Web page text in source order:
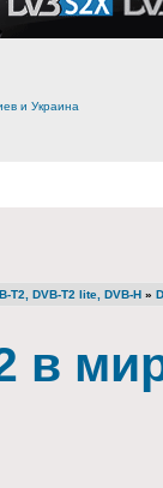
T2, DVB-T2 lite, DVB-H »
в